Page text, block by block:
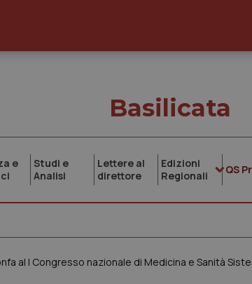
Basilicata
e
Studi e
Analisi
Lettere al
direttore
Edizioni
Regionali
QS
al I Congresso nazionale di Medicina e Sanità